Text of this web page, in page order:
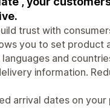
trust with
you to set
and
information.
arrival dates on